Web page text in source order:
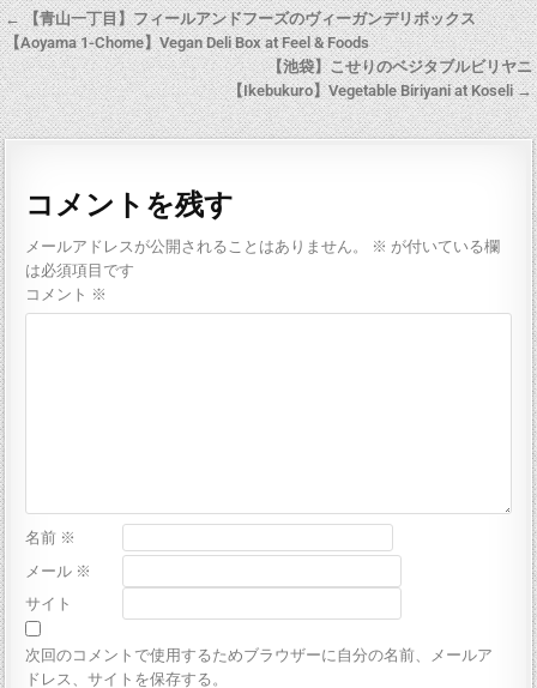
← 【青山一丁目】フィールアンドフーズのヴィーガンデリボックス
【Aoyama 1-Chome】Vegan Deli Box at Feel & Foods
【池袋】こせりのベジタブルビリヤニ
【Ikebukuro】Vegetable Biriyani at Koseli →
コメントを残す
メールアドレスが公開されることはありません。 ※ が付いている欄
は必須項目です
コメント ※
名前 ※
メール ※
サイト
次回のコメントで使用するためブラウザーに自分の名前、メールア
ドレス、サイトを保存する。